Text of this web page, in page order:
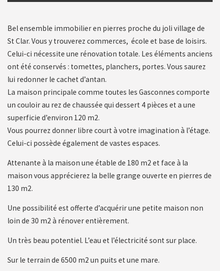
Bel ensemble immobilier en pierres proche du joli village de
St Clar. Vous y trouverez commerces, école et base de loisirs.
Celui-ci nécessite une rénovation totale. Les éléments anciens
ont été conservés : tomettes, planchers, portes. Vous saurez
lui redonner le cachet d’antan.
La maison principale comme toutes les Gasconnes comporte
un couloir au rez de chaussée qui dessert 4 pièces et a une
superficie d’environ 120 m2.
Vous pourrez donner libre court à votre imagination à l’étage.
Celui-ci possède également de vastes espaces.
Attenante à la maison une étable de 180 m2 et face à la
maison vous apprécierez la belle grange ouverte en pierres de
130 m2.
Une possibilité est offerte d’acquérir une petite maison non
loin de 30 m2 à rénover entièrement.
Un très beau potentiel. L’eau et l’électricité sont sur place.
Sur le terrain de 6500 m2 un puits et une mare.